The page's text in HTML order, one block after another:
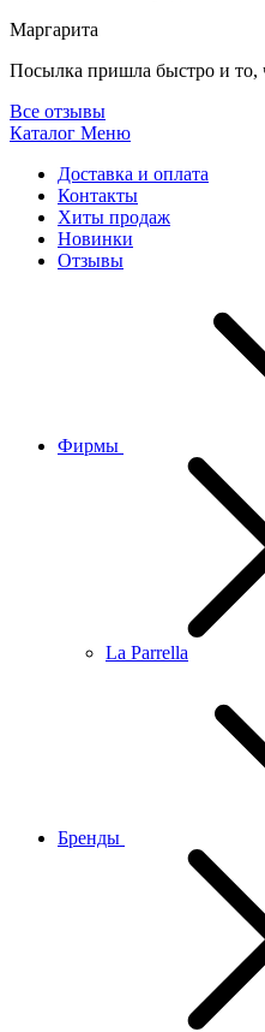
Маргарита
Посылка пришла быстро и
Все отзывы
Каталог Меню
Доставка и оплата
Контакты
Хиты продаж
Новинки
Отзывы
Фирмы
La Parrella
Бренды